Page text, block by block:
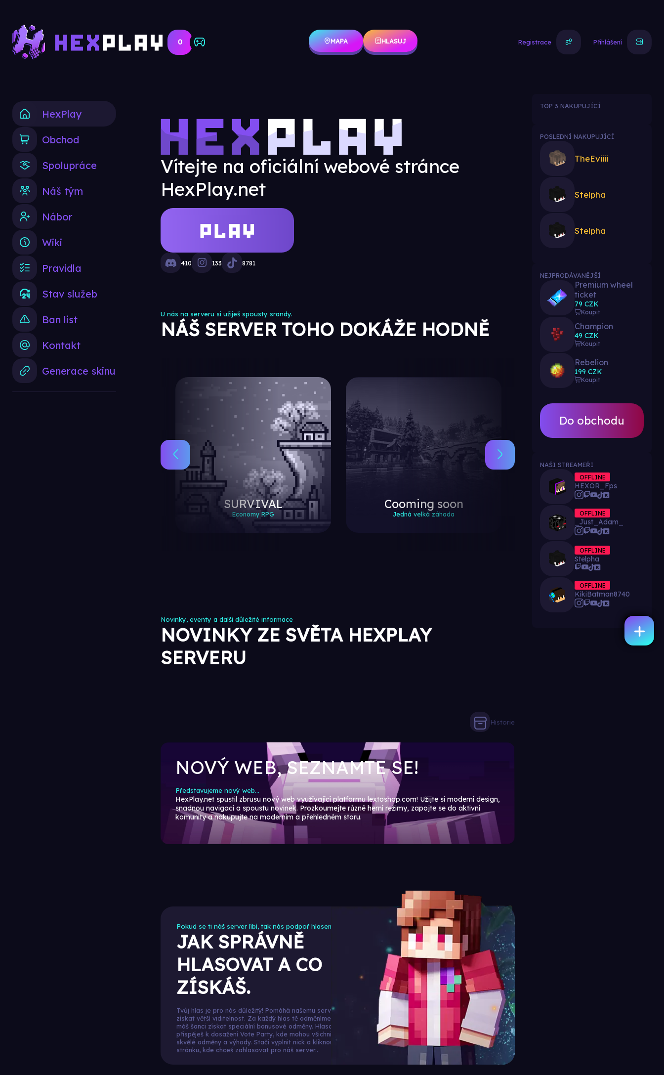
0
HexPlay
Obchod
Spolupráce
Náš tým
Nábor
Wiki
Pravidla
Stav služeb
Ban list
Kontakt
Generace skinu
MAPA HLASUJ
Vítejte na oficiální webové stránce
HexPlay.net
PLAY
410 133 8781
U nás na serveru si užiješ spousty srandy.
NÁŠ SERVER TOHO DOKÁŽE HODNĚ
SURVIVAL
Economy RPG
Cooming soon
Jedná velká záhada
SKYBLOCK
Slimefun
Novinky, eventy a další důležité informace
NOVINKY ZE SVĚTA HEXPLAY
SERVERU
Historie
NOVÝ WEB, SEZNAMTE SE!
Představujeme nový web...
HexPlay.net spustil zbrusu nový web využívající platformu lextoshop.com! Užijte si moderní design,
snadnou navigaci a spoustu novinek. Prozkoumejte různé herní režimy, zapojte se do aktivní
komunity a nakupujte na moderním a přehledném storu.
Pokud se ti náš server líbí, tak nás podpoř hlasem
JAK SPRÁVNĚ
HLASOVAT A CO
ZÍSKÁŠ.
Tvůj hlas je pro nás důležitý! Pomáhá našemu serveru růst a
získat větší viditelnost. Za každý hlas tě odměníme, a navíc
máš šanci získat speciální bonusové odměny. Hlasováním také
přispěješ k dosažení Vote Party, kde mohou všichni hráči získat
skvělé odměny a výhody. Stačí vyplnit nick a kliknout na danou
stránku, kde chceš zahlasovat pro náš server..
Registrace Přihlášení
TOP 3 NAKUPUJÍCÍ
POSLEDNÍ NAKUPUJÍCÍ
TheEviiii
Stelpha
Stelpha
NEJPRODÁVANĚJŠÍ
Premium wheel
ticket
79 CZK
Koupit
Champion
49 CZK
Koupit
Rebelion
199 CZK
Koupit
Do obchodu
NAŠI STREAMEŘI
OFFLINE
HEXOR_Fps
OFFLINE
_Just_Adam_
OFFLINE
Stelpha
OFFLINE
KikiBatman8740